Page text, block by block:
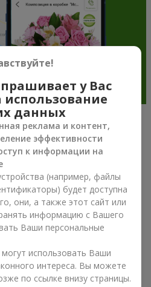
корзины —
подарок к любому
подарок, но времени в
проверенное решение:
корзины. Подарочная
к празднику, фруктами,
напитками
к цветам или
Идеальный набор,
букет, как
у Вас
использование
данных
реклама и контент,
эффективности
к информации на
(например, файлы
будет доступна
они, а также этот сайт или
информацию с Вашего
Ваши персональные
использовать Ваши
интереса. Вы можете
по ссылке внизу страницы.